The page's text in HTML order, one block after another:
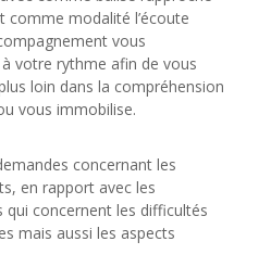
comme modalité l’écoute
vous
votre rythme afin de vous
loin dans la compréhension
vous immobilise.
concernant les
en rapport avec les
concernent les difficultés
mais aussi les aspects